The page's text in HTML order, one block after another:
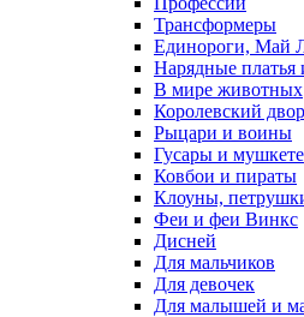
Трансформеры
Единороги, Май
Нарядные платья
В мире животных
Королевский двор
Рыцари и воины
Гусары и
Ковбои и пираты
Клоуны,
Феи и феи Винкс
Дисней
Для мальчиков
Для девочек
Для малышей и